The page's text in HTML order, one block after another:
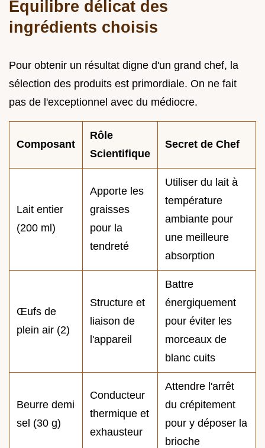
Équilibre délicat des
ingrédients choisis
Pour obtenir un résultat digne d'un grand chef, la
sélection des produits est primordiale. On ne fait
pas de l'exceptionnel avec du médiocre.
Composant
Rôle
Scientifique
Secret de Chef
Lait entier
(200 ml)
Apporte les
graisses
pour la
tendreté
Utiliser du lait à
température
ambiante pour
une meilleure
absorption
Œufs de
plein air (2)
Structure et
liaison de
l'appareil
Battre
énergiquement
pour éviter les
morceaux de
blanc cuits
Beurre demi
sel (30 g)
Conducteur
thermique et
exhausteur
Attendre l'arrêt
du crépitement
pour y déposer la
brioche